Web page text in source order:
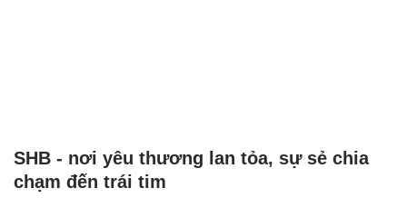
SHB - nơi yêu thương lan tỏa, sự sẻ chia
chạm đến trái tim